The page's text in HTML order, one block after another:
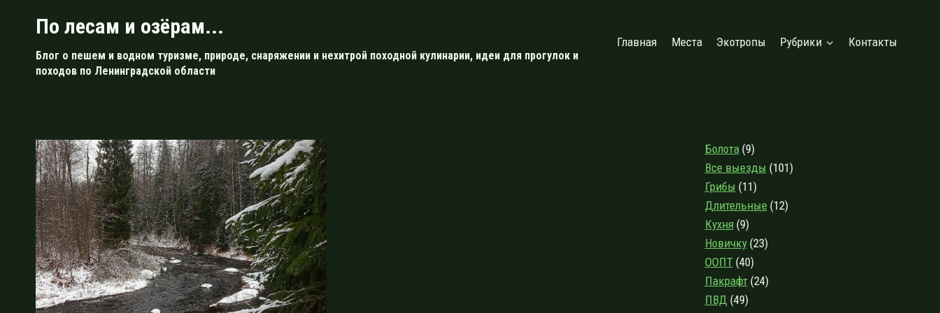
По лесам и озёрам...
Блог о пешем и водном туризме, природе, снаряжении и нехитрой походной кулинарии, идеи для прогулок и
походов по Ленинградской области
Главная Места Экотропы Рубрики Контакты
Болота(9)
Все выезды (101)
Грибы (11)
Длительные(12)
Кухня(9)
Новичку(23)
ООПТ(40)
Пакрафт(24)
ПВД(49)